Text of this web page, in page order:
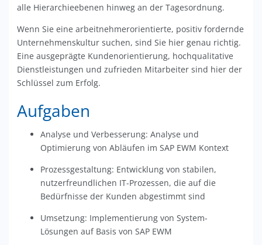
alle Hierarchieebenen hinweg an der Tagesordnung.
Wenn Sie eine arbeitnehmerorientierte, positiv fordernde
Unternehmenskultur suchen, sind Sie hier genau richtig.
Eine ausgeprägte Kundenorientierung, hochqualitative
Dienstleistungen und zufrieden Mitarbeiter sind hier der
Schlüssel zum Erfolg.
Aufgaben
Analyse und Verbesserung: Analyse und
Optimierung von Abläufen im SAP EWM Kontext
Prozessgestaltung: Entwicklung von stabilen,
nutzerfreundlichen IT-Prozessen, die auf die
Bedürfnisse der Kunden abgestimmt sind
Umsetzung: Implementierung von System-
Lösungen auf Basis von SAP EWM